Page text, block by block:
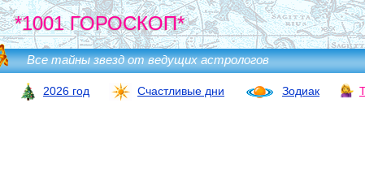
*1001 ГОРОСКОП*
Все тайны звезд от ведущих астрологов
2026 год Счастливые дни Зодиак